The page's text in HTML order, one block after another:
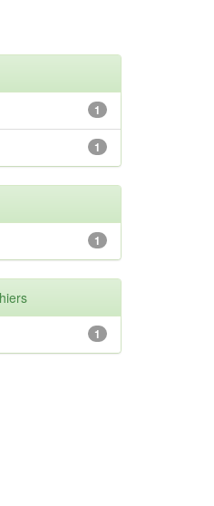
1
1
1
1